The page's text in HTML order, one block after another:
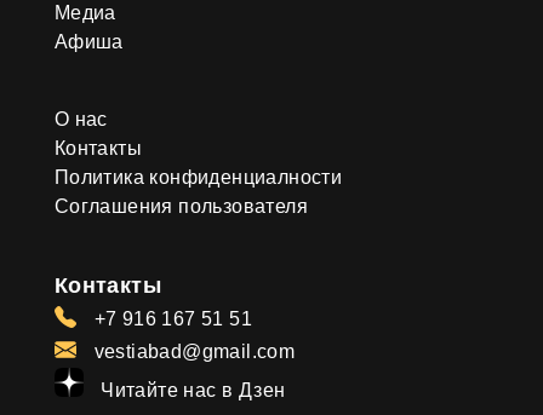
Медиа
Афиша
О нас
Контакты
Политика конфиденциалности
Соглашения пользователя
Контакты
+7 916 167 51 51
vestiabad@gmail.com
Читайте нас в Дзен